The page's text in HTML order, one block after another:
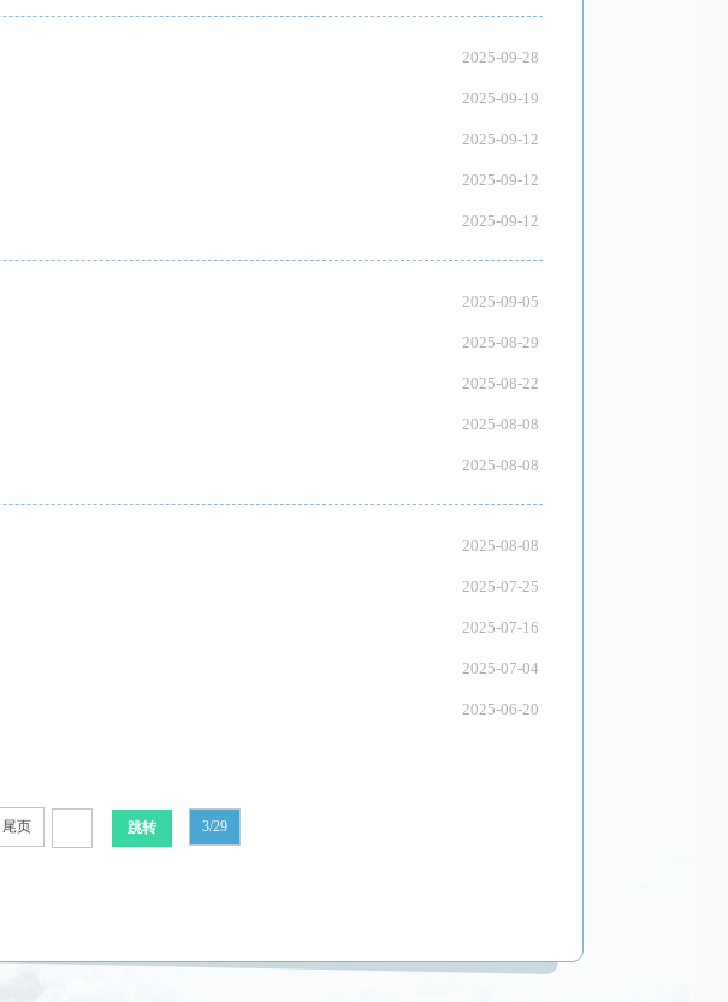
2025-09-28
2025-09-19
2025-09-12
2025-09-12
2025-09-12
2025-09-05
2025-08-29
2025-08-22
2025-08-08
2025-08-08
2025-08-08
2025-07-25
2025-07-16
2025-07-04
2025-06-20
尾页 3/29